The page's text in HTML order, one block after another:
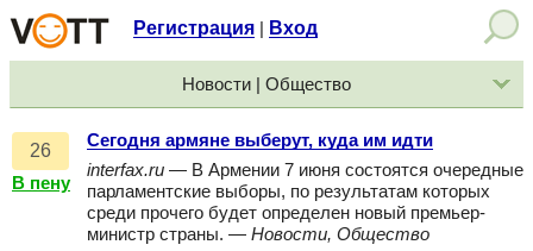
Регистрация Вход
Новости | Общество
26
В пену
Сегодня армяне выберут, куда им идти
interfax.ru — В Армении 7 июня состоятся очередные
парламентские выборы, по результатам которых
среди прочего будет определен новый премьер-
министр страны. — Новости, Общество